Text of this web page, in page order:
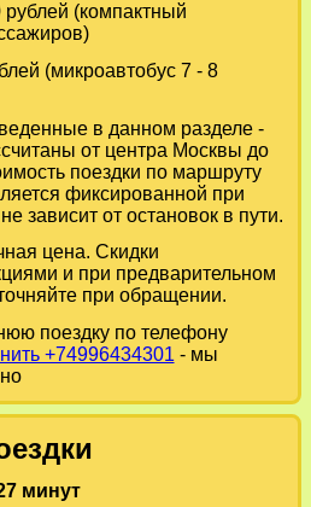
рублей (компактный
(микроавтобус 7 - 8
в данном разделе -
от центра Москвы до
поездки по маршруту
фиксированной при
зависит от остановок в пути.
цена. Скидки
и при предварительном
при обращении.
поездку по телефону
+74996434301 - мы
минут